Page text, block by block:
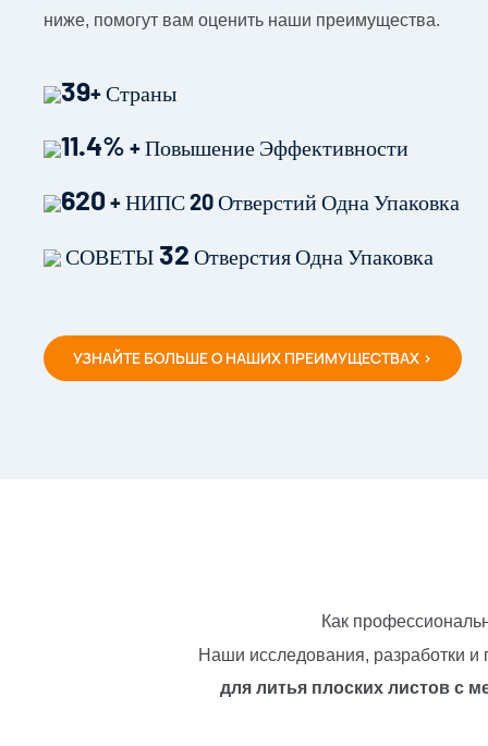
ниже, помогут вам оценить наши преимущества.
39+ Страны
11.4% + Повышение Эффективности
620 + НИПС 20 Отверстий Одна Упаковка
СОВЕТЫ 32 Отверстия Одна Упаковка
УЗНАЙТЕ БОЛЬШЕ О НАШИХ ПРЕИМУЩЕСТВАХ >
Как
Наши исследования, разработки и
для литья плоских листов с